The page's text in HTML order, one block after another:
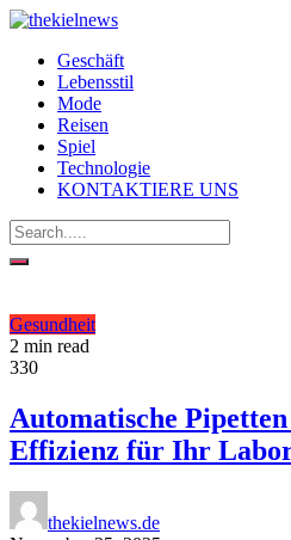
Geschäft
Lebensstil
Mode
Reisen
Spiel
Technologie
KONTAKTIERE UNS
Gesundheit
2 min read
330
Automatische
Effizienz für Ihr
thekielnews.de